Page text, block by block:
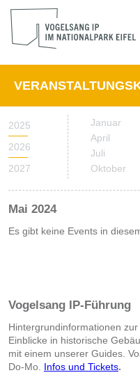
2025
2026
2027
Januar
April
Juli
Oktober
Mai 2024
Es gibt keine Events in
Vogelsang IP-Führung
Hintergrundinformationen
Einblicke in historische
mit einem unserer Guides.
Do-Mo. Infos und Tickets.